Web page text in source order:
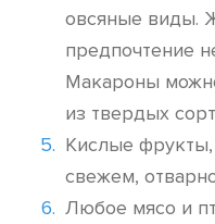
овсяные виды.
предпочтение
Макароны
из твердых
Кислые
свежем,
Любое мясо и